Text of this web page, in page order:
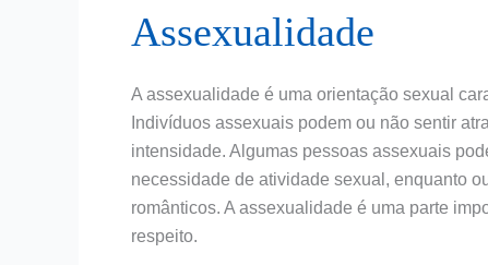
Assexualidade
A assexualidade é uma orientação sexual
Indivíduos assexuais podem ou não sentir
intensidade. Algumas pessoas assexuais
necessidade de atividade sexual, enquanto
românticos. A assexualidade é uma parte
respeito.